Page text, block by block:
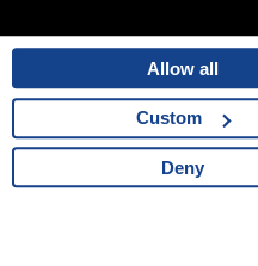
Allow all
Custom
Deny